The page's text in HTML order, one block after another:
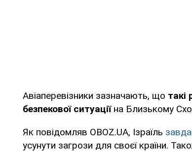
Авіаперевізники зазначають, що такі
безпекової ситуаціїна Близькому
Як повідомляв OBOZ.UA, Ізраїль
усунути загрози для своєї країни.